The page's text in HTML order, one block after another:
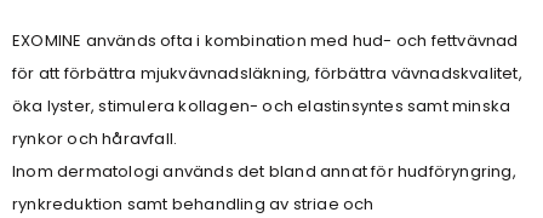
EXOMINE används ofta i kombination med hud- och fettvävnad
för att förbättra mjukvävnadsläkning, förbättra vävnadskvalitet,
öka lyster, stimulera kollagen- och elastinsyntes samt minska
rynkor och håravfall.
Inom dermatologi används det bland annat för hudföryngring,
rynkreduktion samt behandling av striae och